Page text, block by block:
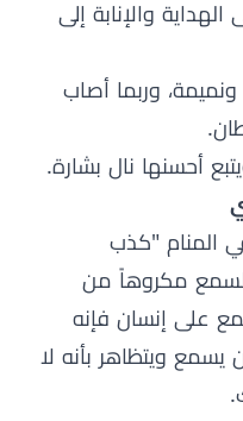
والإنابة إلى
وربما أصاب
أحسنها نال بشارة.
المنام "كذب
مكروهاً من
على إنسان فإنه
ويتظاهر بأنه لا